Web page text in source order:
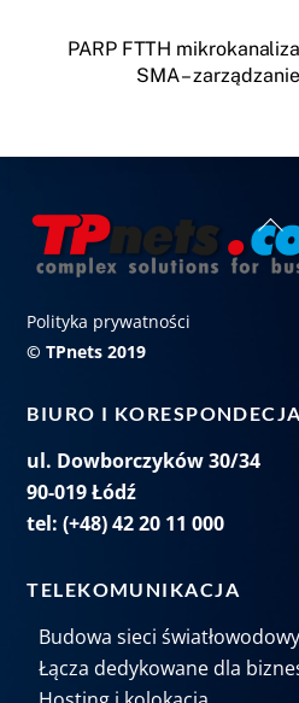
PARP FTTH
SMA –
Back
To
Polityka prywatności
© TPnets 2019
BIURO I KORESPONDECJA
ul. Dowborczyków 30/34
90-019 Łódź
tel: (+48) 42 20 11 000
TELEKOMUNIKACJA
Budowa sieci
Łącza dedykowane dla